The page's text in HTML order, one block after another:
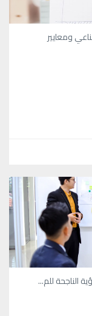
ومعايير
الناجحة للم...